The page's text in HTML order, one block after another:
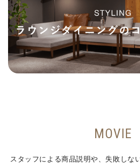
MOVIE
スタッフによる商品説明や、失敗しな